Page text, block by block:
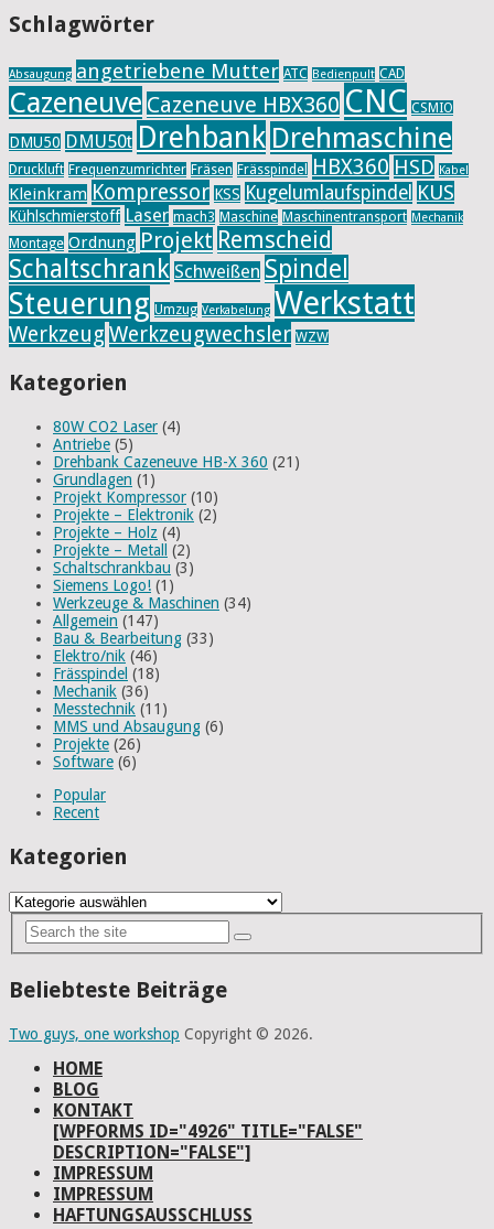
Schlagwörter
Absaugung angetriebene Mutter ATC Bedienpult CAD
Cazeneuve Cazeneuve HBX360 CNC CSMIO
DMU50 DMU50t Drehbank Drehmaschine
Druckluft Frequenzumrichter Fräsen Frässpindel HBX360 HSD Kabel
Kleinkram Kompressor KSS Kugelumlaufspindel KUS
Kühlschmierstoff Laser mach3 Maschine Maschinentransport Mechanik
Montage Ordnung Projekt Remscheid
Schaltschrank Schweißen Spindel
Steuerung Umzug Verkabelung Werkstatt
Werkzeug Werkzeugwechsler WZW
Kategorien
80W CO2 Laser (4)
Antriebe (5)
Drehbank Cazeneuve HB-X 360 (21)
Grundlagen (1)
Projekt Kompressor (10)
Projekte – Elektronik (2)
Projekte – Holz (4)
Projekte – Metall
(2)
Schaltschrankbau (3)
Siemens Logo! (1)
Werkzeuge & Maschinen (34)
Allgemein (147)
Bau & Bearbeitung (33)
Elektro/nik (46)
Frässpindel (18)
Mechanik (36)
Messtechnik (11)
MMS und Absaugung (6)
Projekte (26)
Software (6)
Popular
Recent
Kategorien
Kategorien
Beliebteste Beiträge
Two guys, one workshop Copyright © 2026.
HOME
BLOG
KONTAKT
[WPFORMS ID="4926" TITLE="FALSE"
DESCRIPTION="FALSE"]
IMPRESSUM
IMPRESSUM
HAFTUNGSAUSSCHLUSS